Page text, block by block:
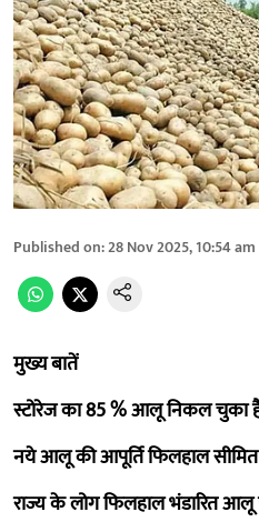
Published on:28 Nov 2025, 10:54 am
मुख्य बातें
स्टोरेज का 85 % आलू निकल चुका है
नये आलू की आपूर्ति फिलहाल सीमित
राज्य के लोग फिलहाल भंडारित आलू